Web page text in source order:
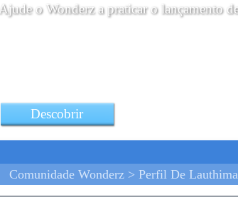
Ajude o Wonderz a praticar o lançamento
Descobrir
Comunidade Wonderz > Perfil De